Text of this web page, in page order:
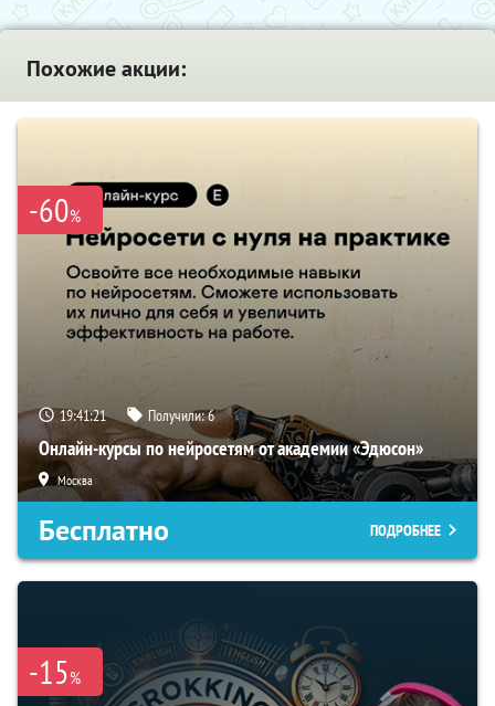
Похожие акции:
-60%
19:41:20 Получили:6
Онлайн-курсы по нейросетям от академии «Эдюсон»
Москва
Бесплатно ПОДРОБНЕЕ
-15%